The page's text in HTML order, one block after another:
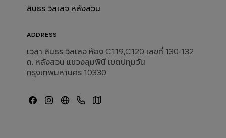
สินธร วิลเลจ หลังสวน
ADDRESS
เวลา สินธร วิลเลจ ห้อง C119,C120 เลขที่ 130-132
ถ. หลังสวน แขวงลุมพินี เขตปทุมวัน
กรุงเทพมหานคร 10330